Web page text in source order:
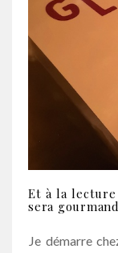
Et à la
sera
Je démarre